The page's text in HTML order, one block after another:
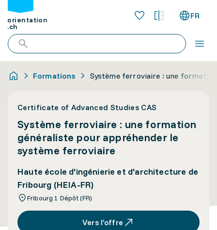
orientation
.ch
FR
Formations Système ferroviaire : une
Certificate of Advanced Studies CAS
Système ferroviaire : une formation
généraliste pour appréhender le
système ferroviaire
Haute école d'ingénierie et d'architecture de
Fribourg (HEIA-FR)
Fribourg 1 Dépôt (FR)
Vers l’offre